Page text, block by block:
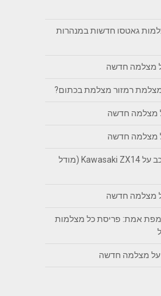
גאטסו חדשות במנהרות
מצלמה חדשה
רמזור מצלמת בכתום?
מצלמה חדשה
מצלמה חדשה
מיצו רוכב על Kawasaki ZX14 (מודל
מצלמה חדשה
מפת אמת: פריסת כל מצלמות
על מצלמה חדשה